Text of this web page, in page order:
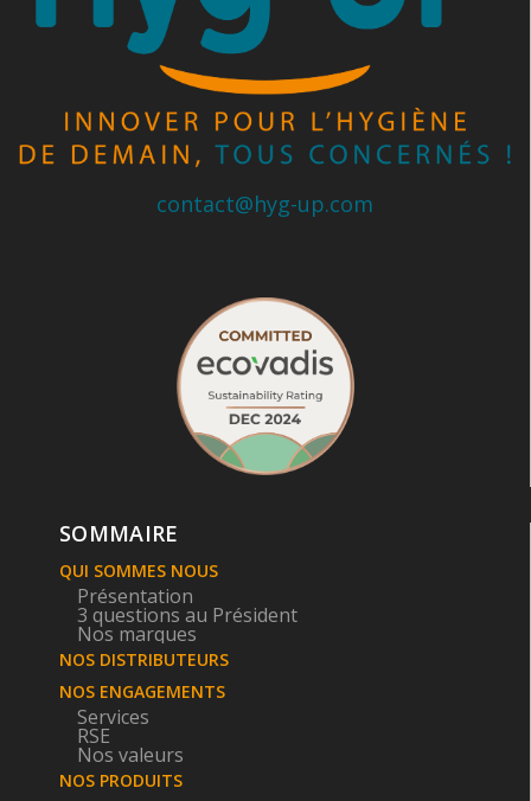
contact@hyg-up.com
SOMMAIRE
QUI SOMMES NOUS
Présentation
3 questions au Président
Nos marques
NOS DISTRIBUTEURS
NOS ENGAGEMENTS
Services
RSE
Nos valeurs
NOS PRODUITS